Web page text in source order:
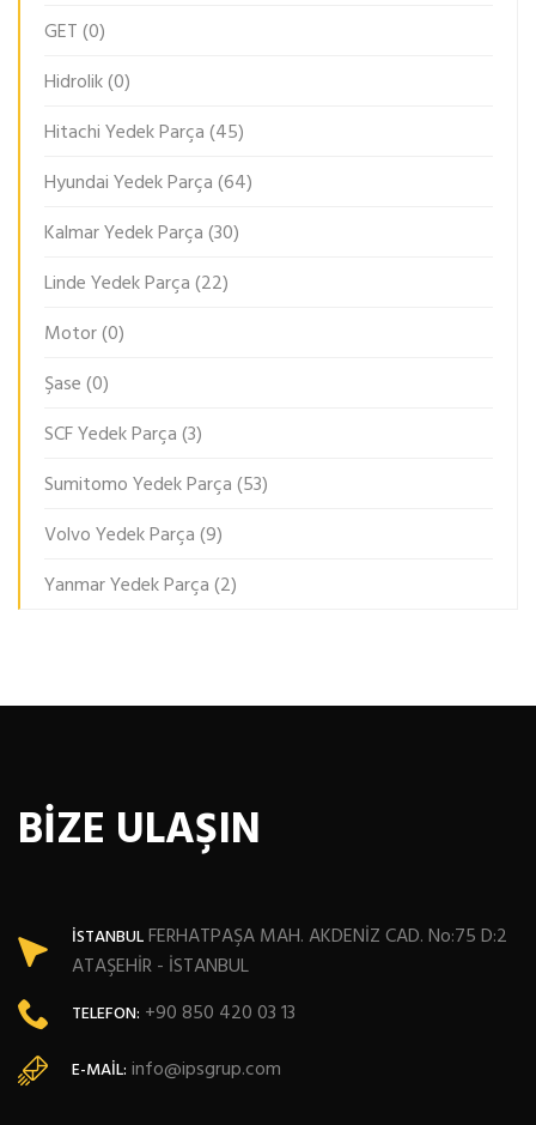
GET(0)
Hidrolik(0)
Hitachi Yedek Parça(45)
Hyundai Yedek Parça(64)
Kalmar Yedek Parça(30)
Linde Yedek Parça(22)
Motor(0)
Şase(0)
SCF Yedek Parça(3)
Sumitomo Yedek Parça(53)
Volvo Yedek Parça(9)
Yanmar Yedek Parça(2)
BİZE ULAŞIN
İSTANBULFERHATPAŞA MAH. AKDENİZ CAD. No:75 D:2
ATAŞEHİR - İSTANBUL
TELEFON: +90 850 420 03 13
E-MAIL: info@ipsgrup.com